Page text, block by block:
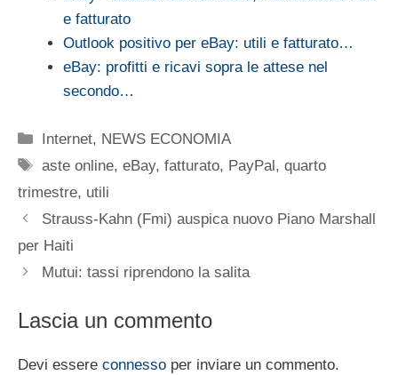
e fatturato
Outlook positivo per eBay: utili e fatturato…
eBay: profitti e ricavi sopra le attese nel
secondo…
Categorie
Internet, NEWS ECONOMIA
Tag
aste online,eBay,fatturato, PayPal,quarto
trimestre, utili
Strauss-Kahn (Fmi) auspica nuovo Piano Marshall
per Haiti
Mutui: tassi riprendono la salita
Lascia un commento
Devi essere connesso per inviare un commento.